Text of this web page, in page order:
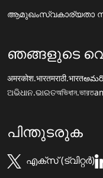
ആമുഖംസ്വകാര്യതാ
ഞങ്ങളുടെ
अमरकोश.भारतमराठी.भारत
ଅଭିଧାନ.ଭାରତঅভিধান.ভারত
പിന്തുടരുക
എക്സ് (ട്വിറ്റർ)